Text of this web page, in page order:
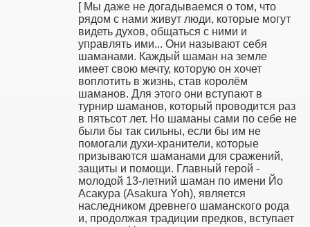
[ Мы даже не догадываемся о том, что
рядом с нами живут люди, которые могут
видеть духов, общаться с ними и
управлять ими... Они называют себя
шаманами. Каждый шаман на земле
имеет свою мечту, которую он хочет
воплотить в жизнь, став королём
шаманов. Для этого они вступают в
турнир шаманов, который проводится раз
в пятьсот лет. Но шаманы сами по себе не
были бы так сильны, если бы им не
помогали духи-хранители, которые
призываются шаманами для сражений,
защиты и помощи. Главный герой -
молодой 13-летний шаман по имени Йо
Асакура (Asakura Yoh), является
наследником древнего шаманского рода
и, продолжая традиции предков, вступает